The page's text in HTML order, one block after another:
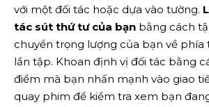
với một đối tác hoặc dựa vào tường.
tác sút thứ tư của bạn bằng cách
chuyển trọng lượng của bạn về phía
lần tập. Khoan định vị đối tác bằng
điểm mà bạn nhấn mạnh vào giao
quay phim để kiểm tra xem bạn